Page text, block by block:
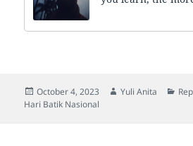
Posted
on
October 4, 2023 Author
Yuli Anita
Hari Batik Nasional